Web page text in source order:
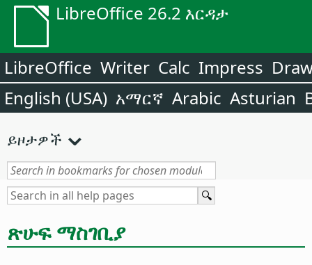
LibreOffice 26.2 እርዳታ
LibreOffice Writer Calc Impress
English (USA) አማርኛ Arabic Asturian
ይዞታዎች
ጽሁፍ ማስገቢያ